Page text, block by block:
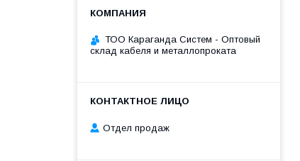
ТОО Караганда Систем - Оптовый
склад кабеля и металлопроката
Отдел продаж